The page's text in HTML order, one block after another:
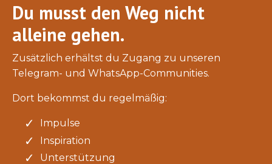
Du musst den Weg nicht
alleine gehen.
Zusätzlich erhältst du Zugang zu unseren
Telegram- und WhatsApp-Communities.
Dort bekommst du regelmäßig:
Impulse
Inspiration
Unterstützung